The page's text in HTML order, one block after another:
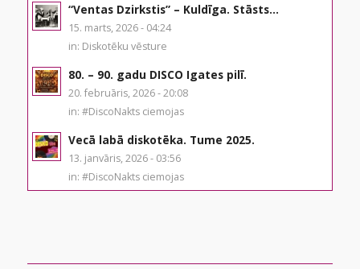
“Ventas Dzirkstis” – Kuldīga. Stāsts...
15. marts, 2026 - 04:24
in: Diskotēku vēsture
80. – 90. gadu DISCO Igates pilī.
20. februāris, 2026 - 20:08
in: #DiscoNakts ciemojas
Vecā labā diskotēka. Tume 2025.
13. janvāris, 2026 - 03:56
in: #DiscoNakts ciemojas